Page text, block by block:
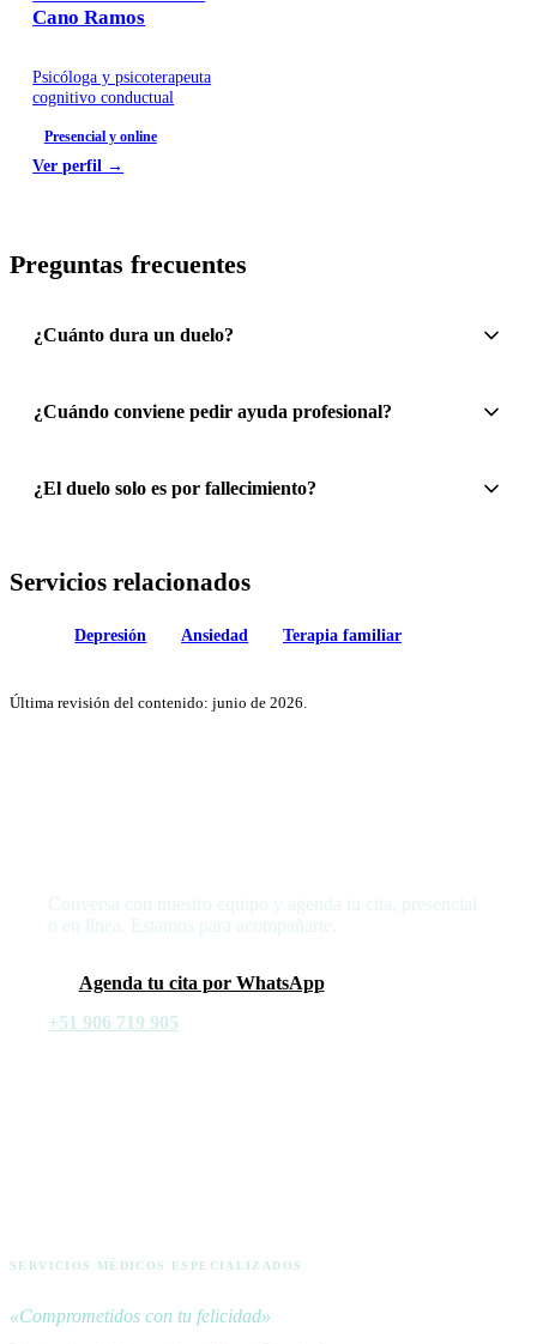
Cano Ramos
Psicóloga y psicoterapeuta
cognitivo conductual
Presencial y online
Ver perfil →
Preguntas frecuentes
¿Cuánto dura un duelo?
¿Cuándo conviene pedir ayuda profesional?
¿El duelo solo es por fallecimiento?
Servicios relacionados
Depresión Ansiedad Terapia familiar
Última revisión del contenido: junio de 2026.
Conversa con nuestro equipo y agenda tu cita, presencial
o en línea. Estamos para acompañarte.
Agenda tu cita por WhatsApp
+51 906 719 905
SERVICIOS MÉDICOS ESPECIALIZADOS
«Comprometidos con tu felicidad»